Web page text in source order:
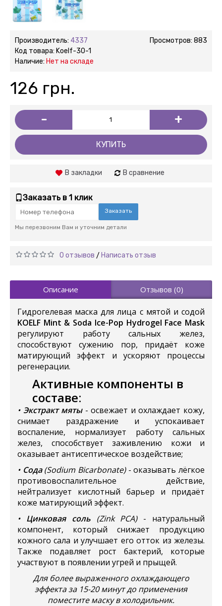
Просмотров: 883
Производитель: 4337
Код товара: Koelf-30-1
Наличие: Нет на складе
126 грн.
- +
КУПИТЬ
В закладки В сравнение
Заказать в 1 клик
Заказать
Мы перезвоним Вам и уточним детали
0 отзывов / Написать отзыв
Описание Отзывов (0)
Гидрогелевая маска для лица с мятой и cодой
KOELF Mint & Soda Ice-Pop Hydrogel Face Mask
регулируют работу сальных желез,
способствуют сужению пор, придаёт коже
матирующий эффект и ускоряют процессы
регенерации.
Активные компоненты в
составе:
• Экстракт мяты - освежает и охлаждает кожу,
снимает раздражение и успокаивает
воспаление, нормализует работу сальных
желез, способствует заживлению кожи и
оказывает антисептическое воздействие;
• Сода(Sodium Bicarbonate) - оказывать лёгкое
противовоспалительное действие,
нейтрализует кислотный барьер и придаёт
коже матирующий эффект.
• Цинковая соль(Zink PCA) - натуральный
компонент, который снижает продукцию
кожного сала и улучшает его отток из железы.
Также подавляет рост бактерий, которые
участвуют в появлении угрей и прыщей.
Для более выраженного охлаждающего
эффекта за 15-20 минут до применения
поместите маску в холодильник.